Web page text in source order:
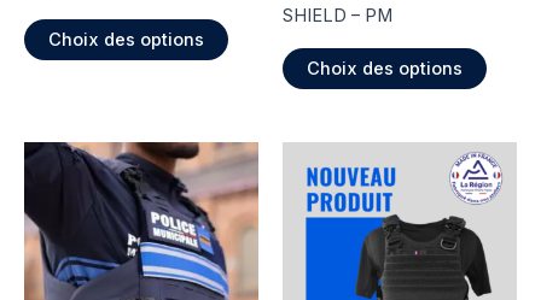
Choix des options
produit
variations.
Les
options
peuvent
être
choisies
SHIELD – PM
Choix des options
Les
être